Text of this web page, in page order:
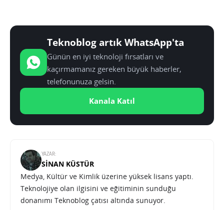
Teknoblog artık WhatsApp'ta
Günün en iyi teknoloji fırsatları ve
kaçırmamanız gereken büyük haberler,
telefonunuza gelsin.
Kanala Katıl
YAZAR:
SINAN KÜSTÜR
Medya, Kültür ve Kimlik üzerine yüksek lisans yaptı.
Teknolojiye olan ilgisini ve eğitiminin sunduğu
donanımı Teknoblog çatısı altında sunuyor.